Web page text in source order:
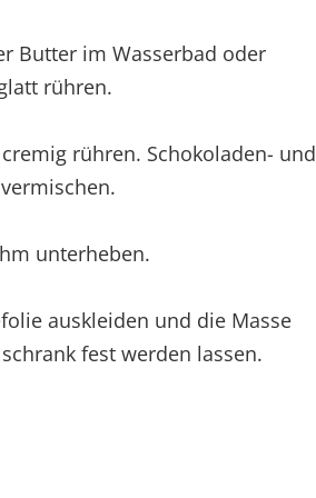
Butter im Wasserbad oder
rühren.
rühren. Schokoladen- und
unterheben.
auskleiden und die Masse
fest werden lassen.